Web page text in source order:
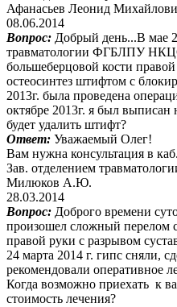
Афанасьев Леонид
08.06.2014
Вопрос: Добрый день...В мае
травматологии ФГБЛПУ
большеберцовой кости
остеосинтез штифтом с
2013г. была проведена
октябре 2013г. я был выписан
будет удалить штифт?
Ответ: Уважаемый Олег!
Вам нужна консультация в
Зав. отделением
Милюков А.Ю.
28.03.2014
Вопрос: Доброго времени
произошел сложный перелом
правой руки с разрывом
24 марта 2014 г. гипс сняли,
рекомендовали оперативное
Когда возможно приехать к
стоимость лечения?